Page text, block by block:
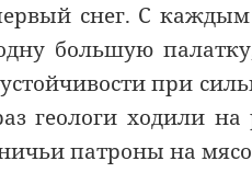
снег. С
большую
при
геологи ходили
патроны на